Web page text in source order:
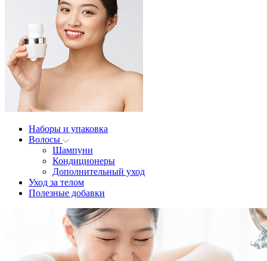
Наборы и упаковка
Волосы
Шампуни
Кондиционеры
Дополнительный уход
Уход за телом
Полезные добавки